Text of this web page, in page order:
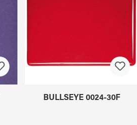
BULLSEYE 0024-30F